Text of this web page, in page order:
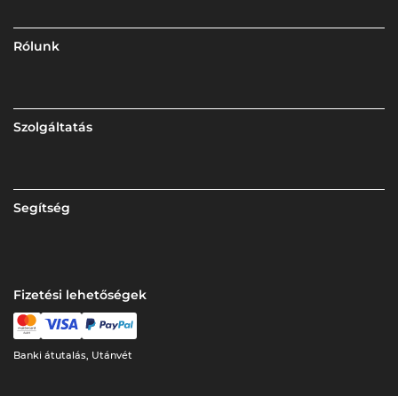
Rólunk
Szolgáltatás
Segítség
Fizetési lehetőségek
Banki átutalás, Utánvét